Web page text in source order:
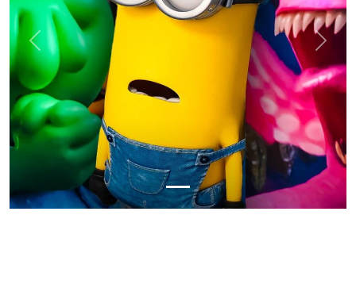
Previous Next